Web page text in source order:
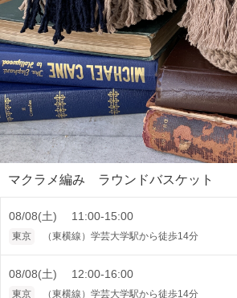
マクラメ編み ラウンドバスケット
08/08(土) 11:00-15:00
東京 （東横線）学芸大学駅から徒歩14分
08/08(土) 12:00-16:00
東京 （東横線）学芸大学駅から徒歩14分